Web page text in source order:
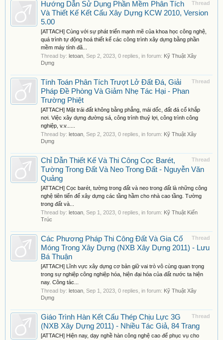
Thread
Hướng Dẫn Sử Dụng Phần Mềm Phân Tích
Và Thiết Kế Kết Cấu Xây Dựng KCW 2010, Version
5.00
[ATTACH] Cùng với sự phát triển mạnh mẽ của khoa học công nghệ,
quá trình tự động hoá thiết kế các công trình xây dựng bằng phần
mềm máy tính đã...
Thread by: letoan Sep 2, 2023 , 0 replies, in forum: Kỹ Thuật Xây
Dựng
Thread
Tính Toán Phân Tích Trượt Lở Đất Đá, Giải
Pháp Đề Phòng Và Giảm Nhẹ Tác Hại - Phan
Trường Phiệt
[ATTACH] Mặt trái đất không bằng phẳng, mái dốc, đất đá cố khắp
nơi. Việc xây dựng đường sá, công trình thuỷ lợi, công trình công
nghiệp, v.v......
Thread by: letoan Sep 2, 2023 , 0 replies, in forum: Kỹ Thuật Xây
Dựng
Thread
Chỉ Dẫn Thiết Kế Và Thi Công Cọc Barét,
Tường Trong Đất Và Neo Trong Đất - Nguyễn Văn
Quảng
[ATTACH] Cọc barét, tường trong đất và neo trong đất là những công
nghệ tiên tiến để xây dựng các tầng hầm cho nhà cao tầng. Tường
trong đất và...
Thread by: letoan Sep 1, 2023 , 0 replies, in forum: Kỹ Thuật Kiến
Trúc
Thread
Các Phương Pháp Thi Công Đất Và Gia Cố
Móng Trong Xây Dựng (NXB Xây Dựng 2011) - Lưu
Bá Thuận
[ATTACH] Lĩnh vực xây dựng cơ bản giữ vai trò vô cùng quan trọng
trong sự nghiệp công nghiệp hóa, hiện đại hóa của đất nước ta hiện
nay. Công tác...
Thread by: letoan Sep 1, 2023 , 0 replies, in forum: Kỹ Thuật Xây
Dựng
Thread
Giáo Trình Hàn Kết Cấu Thép Chịu Lực 3G
(NXB Xây Dựng 2011) - Nhiều Tác Giả, 84 Trang
[ATTACH] Hiện nay, dạy nghề hàn công nghệ cao để phục vụ cho